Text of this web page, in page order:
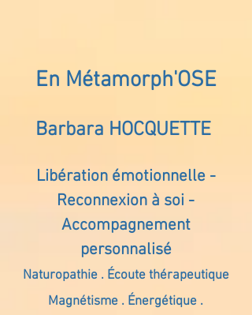
En Métamorph'OSE
Barbara HOCQUETTE
Libération émotionnelle -
Reconnexion à soi -
Accompagnement
personnalisé
Naturopathie . Écoute thérapeutique
Magnétisme . Énergétique .